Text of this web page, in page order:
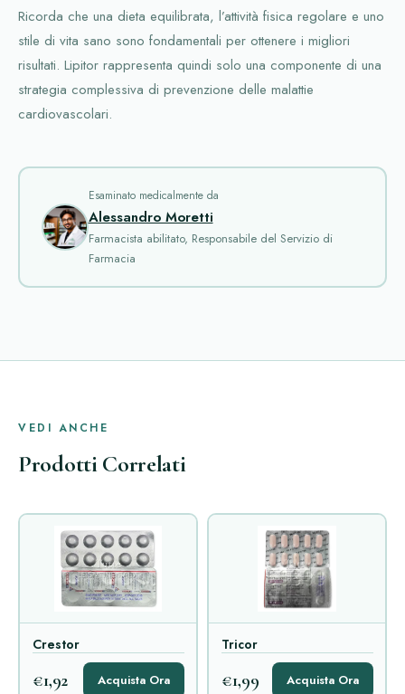
Ricorda che una dieta equilibrata, l’attività fisica regolare e uno
stile di vita sano sono fondamentali per ottenere i migliori
risultati. Lipitor rappresenta quindi solo una componente di una
strategia complessiva di prevenzione delle malattie
cardiovascolari.
Esaminato medicalmente da
Alessandro Moretti
Farmacista abilitato, Responsabile del Servizio di
Farmacia
VEDI ANCHE
Prodotti Correlati
Crestor
€1,92 Acquista Ora
Tricor
€1,99 Acquista Ora